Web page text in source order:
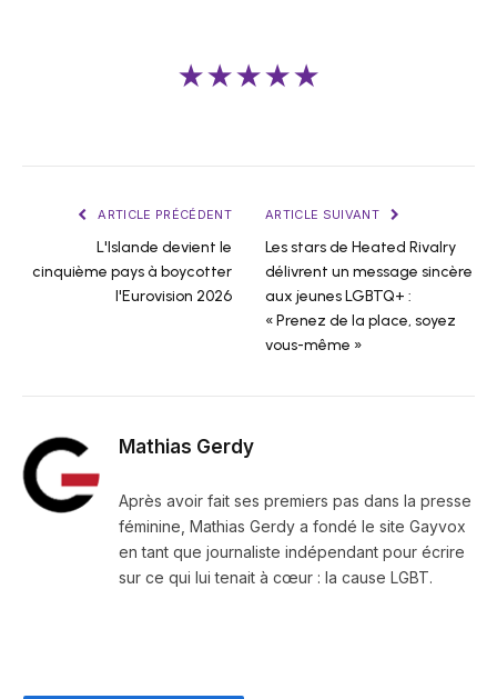
★★★★★
ARTICLE PRÉCÉDENT
L'Islande devient le
cinquième pays à boycotter
l'Eurovision 2026
ARTICLE SUIVANT
Les stars de Heated Rivalry
délivrent un message sincère
aux jeunes LGBTQ+ :
« Prenez de la place, soyez
vous-même »
Mathias Gerdy
Après avoir fait ses premiers pas dans la presse
féminine, Mathias Gerdy a fondé le site Gayvox
en tant que journaliste indépendant pour écrire
sur ce qui lui tenait à cœur : la cause LGBT.